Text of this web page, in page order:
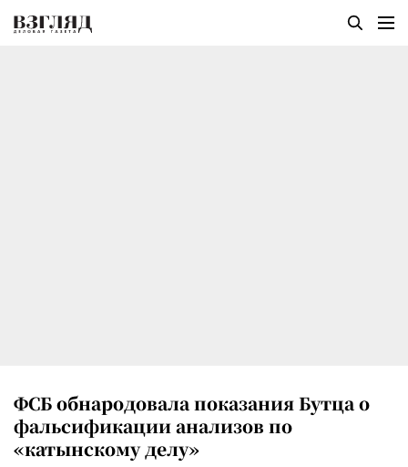
ФСБ обнародовала показания Бутца о
фальсификации анализов по
«катынскому делу»